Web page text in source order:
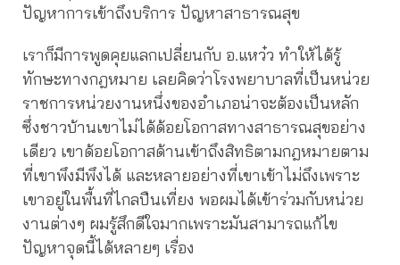
ปัญหาการเข้าถึงบริการ ปัญหาสาธารณสุข
เราก็มีการพูดคุยแลกเปลี่ยนกับ อ.แหว๋ว ทำให้ได้รู้
ทักษะทางกฎหมาย เลยคิดว่าโรงพยาบาลที่เป็นหน่วย
ราชการหน่วยงานหนึ่งของอำเภอน่าจะต้องเป็นหลัก
ซึ่งชาวบ้านเขาไม่ได้ด้อยโอกาสทางสาธารณสุขอย่าง
เดียว เขาด้อยโอกาสด้านเข้าถึงสิทธิตามกฎหมายตาม
ที่เขาพึงมีพึงได้ และหลายอย่างที่เขาเข้าไม่ถึงเพราะ
เขาอยู่ในพื้นที่ไกลปืนเที่ยง พอผมได้เข้าร่วมกับหน่วย
งานต่างๆ ผมรู้สึกดีใจมากเพราะมันสามารถแก้ไข
ปัญหาจุดนี้ได้หลายๆ เรื่อง